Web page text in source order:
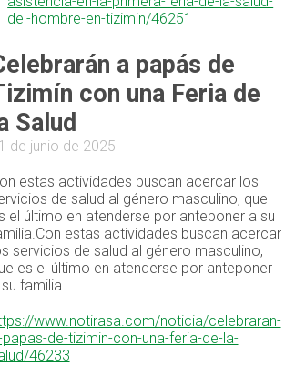
del-hombre-en-tizimin/46251
a papás de
con una Feria de
Salud
de junio de 2025
estas actividades buscan acercar los
de salud al género masculino, que
el último en atenderse por anteponer a su
estas actividades buscan acercar
servicios de salud al género masculino,
es el último en atenderse por anteponer
familia.
www.notirasa.com/noticia/celebraran-
papas-de-tizimin-con-una-feria-de-la-
46233